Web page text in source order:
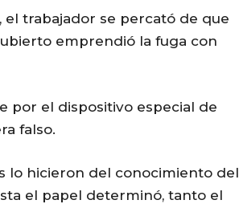
el trabajador se percató de que
emprendió la fuga con
por el dispositivo especial de
falso.
lo hicieron del conocimiento del
el papel determinó, tanto el